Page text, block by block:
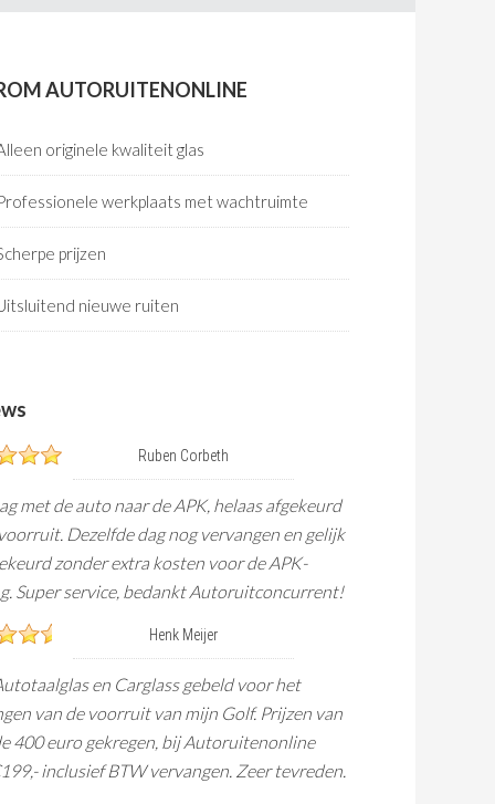
AUTORUITENONLINE
originele kwaliteit glas
werkplaats met wachtruimte
prijzen
nieuwe ruiten
Ruben Corbeth
met de auto naar de APK, helaas afgekeurd
Dezelfde dag nog vervangen en gelijk
zonder extra kosten voor de APK-
Super service, bedankt Autoruitconcurrent!
Henk Meijer
en Carglass gebeld voor het
van de voorruit van mijn Golf. Prijzen van
400 euro gekregen, bij Autoruitenonline
inclusief BTW vervangen. Zeer tevreden.